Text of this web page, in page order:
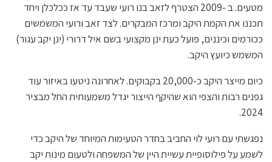
מטעים. ב -2009 הצטרף לזאב בנו רועי שעבד עד אז ככלכלן ויחד
תכננו את הקמת היקב ומרכז המבקרים. לצד זאב ורועי המשמשים
ככורמים וכיננים, פועל כעת ינן מקצועי בשם איל דרורי (ינן יקב עגור)
המשמש כיועץ היקב.
כיום מייצר היקב כ-20,000 בקבוקים. לאחרונה ניטעו באיזור עוד
גפנים רבות והצפי הוא שהיקף הייצור יגדל משמעותית החל מבציר
2024.
נפגשתי עם רועי לוי החביב בחדר הטעימות המיוחד של היקב כדי
לשמע על פילוסופיית עשיית היין של המשפחה ולטעום מינות יקב